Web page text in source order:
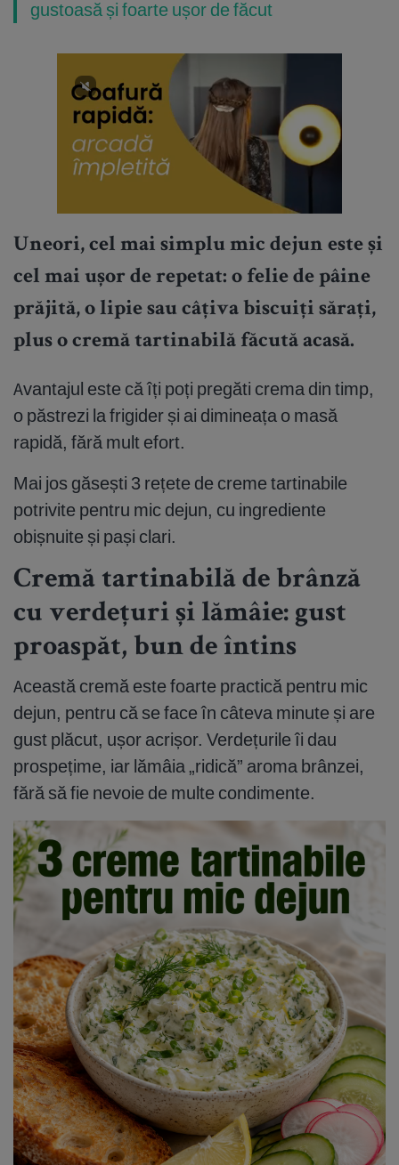
gustoasă și foarte ușor de făcut
Uneori, cel mai simplu mic dejun este și
cel mai ușor de repetat: o felie de pâine
prăjită, o lipie sau câțiva biscuiți sărați,
plus o cremă tartinabilă făcută acasă.
Avantajul este că îți poți pregăti crema din timp,
o păstrezi la frigider și ai dimineața o masă
rapidă, fără mult efort.
Mai jos găsești 3 rețete de creme tartinabile
potrivite pentru mic dejun, cu ingrediente
obișnuite și pași clari.
Cremă tartinabilă de brânză
cu verdețuri și lămâie: gust
proaspăt, bun de întins
Această cremă este foarte practică pentru mic
dejun, pentru că se face în câteva minute și are
gust plăcut, ușor acrișor. Verdețurile îi dau
prospețime, iar lămâia „ridică” aroma brânzei,
fără să fie nevoie de multe condimente.